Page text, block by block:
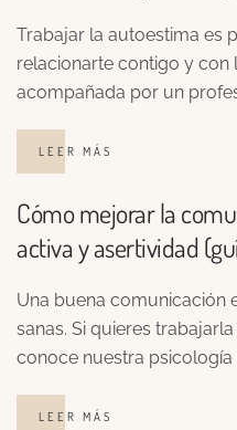
Trabajar la autoestima es
relacionarte contigo y con
acompañada por un
LEER MÁS
Cómo mejorar la
activa y asertividad
Una buena comunicación
sanas. Si quieres
conoce nuestra psicología
LEER MÁS